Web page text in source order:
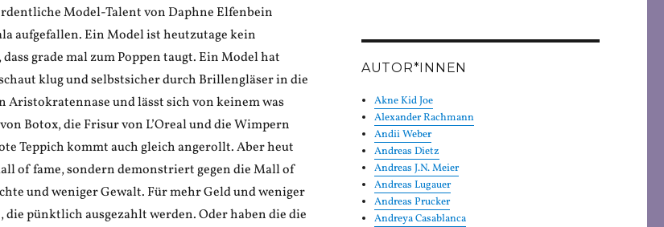
Model-Talent von Daphne Elfenbein
aufgefallen. Ein Model ist heutzutage kein
grade mal zum Poppen taugt. Ein Model hat
klug und selbstsicher durch Brillengläser in die
und lässt sich von keinem was
Botox, die Frisur von L’Oreal und die Wimpern
Teppich kommt auch gleich angerollt. Aber heut
of fame, sondern demonstriert gegen die Mall of
und weniger Gewalt. Für mehr Geld und weniger
pünktlich ausgezahlt werden. Oder haben die die
AUTOR*INNEN
Akne Kid Joe
Alexander Rachmann
Andii Weber
Andreas Dietz
Andreas J.N. Meier
Andreas Lugauer
Andreas Prucker
Andreya Casablanca